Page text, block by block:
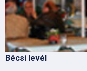
Bécsi levél